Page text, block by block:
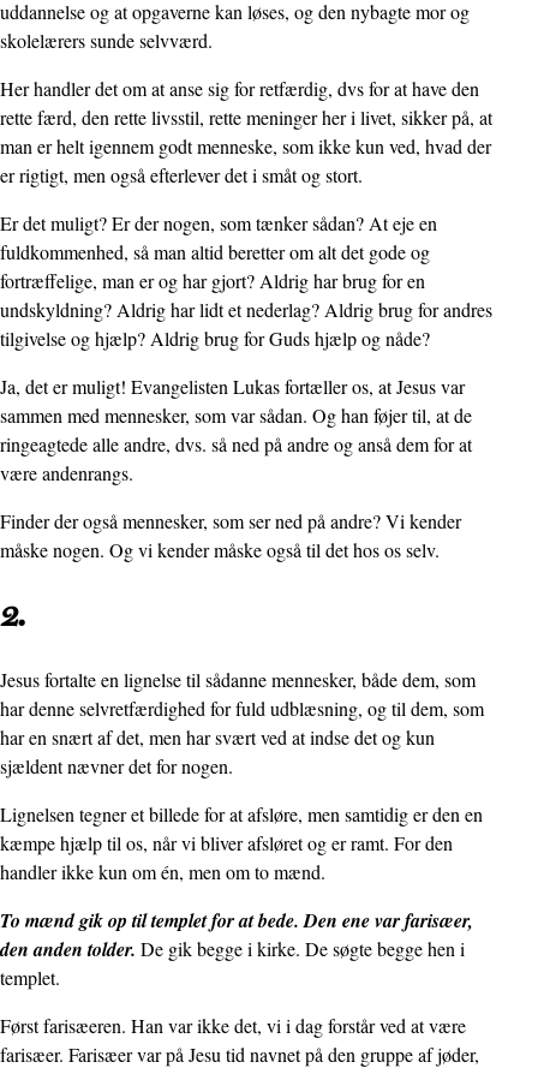
uddannelse og at opgaverne kan løses, og den nybagte mor og
skolelærers sunde selvværd.
Her handler det om at anse sig for retfærdig, dvs for at have den
rette færd, den rette livsstil, rette meninger her i livet, sikker på, at
man er helt igennem godt menneske, som ikke kun ved, hvad der
er rigtigt, men også efterlever det i småt og stort.
Er det muligt? Er der nogen, som tænker sådan? At eje en
fuldkommenhed, så man altid beretter om alt det gode og
fortræffelige, man er og har gjort? Aldrig har brug for en
undskyldning? Aldrig har lidt et nederlag? Aldrig brug for andres
tilgivelse og hjælp? Aldrig brug for Guds hjælp og nåde?
Ja, det er muligt! Evangelisten Lukas fortæller os, at Jesus var
sammen med mennesker, som var sådan. Og han føjer til, at de
ringeagtede alle andre, dvs. så ned på andre og anså dem for at
være andenrangs.
Finder der også mennesker, som ser ned på andre? Vi kender
måske nogen. Og vi kender måske også til det hos os selv.
2.
Jesus fortalte en lignelse til sådanne mennesker, både dem, som
har denne selvretfærdighed for fuld udblæsning, og til dem, som
har en snært af det, men har svært ved at indse det og kun
sjældent nævner det for nogen.
Lignelsen tegner et billede for at afsløre, men samtidig er den en
kæmpe hjælp til os, når vi bliver afsløret og er ramt. For den
handler ikke kun om én, men om to mænd.
To mænd gik op til templet for at bede. Den ene var farisæer,
den anden tolder. De gik begge i kirke. De søgte begge hen i
templet.
Først farisæeren. Han var ikke det, vi i dag forstår ved at være
farisæer. Farisæer var på Jesu tid navnet på den gruppe af jøder,